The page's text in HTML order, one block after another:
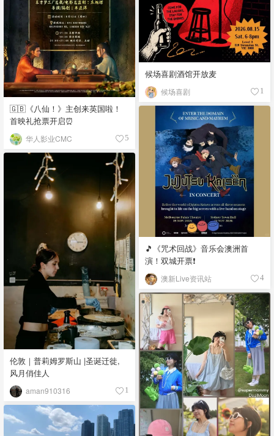
🇬🇧《八仙！》主创来英国啦！
首映礼抢票开启⏰
华人影业CMC 5
候场喜剧酒馆开放麦
候场喜剧 1
🎵《咒术回战》音乐会澳洲首
演！双城开票❗️
澳新Live资讯站 4
伦敦｜普莉姆罗斯山 |圣诞迁徙,
风月俏佳人
aman910316 1